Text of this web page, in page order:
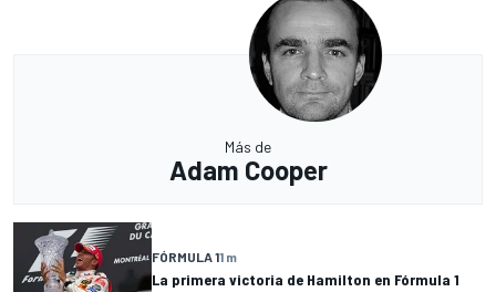
Más de
Adam Cooper
FÓRMULA 11 m
La primera victoria de Hamilton en Fórmula 1